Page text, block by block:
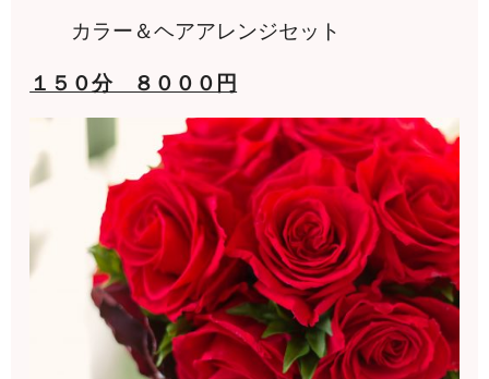
カラー＆ヘアアレンジセット
１５０分 ８０００円